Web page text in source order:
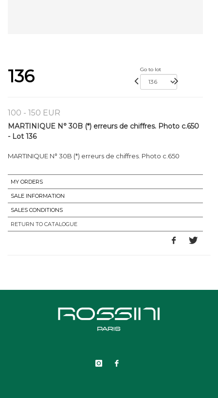
136 Go to lot
100 - 150 EUR
MARTINIQUE N° 30B (*) erreurs de chiffres. Photo c.650
- Lot 136
MARTINIQUE N° 30B (*) erreurs de chiffres. Photo c.650
MY ORDERS
SALE INFORMATION
SALES CONDITIONS
RETURN TO CATALOGUE